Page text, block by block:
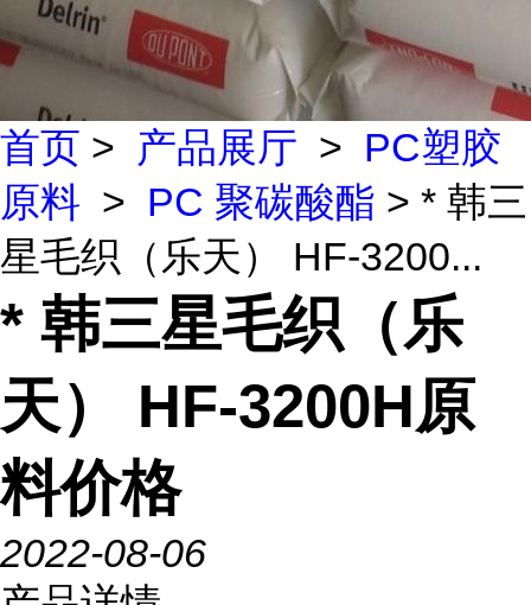
首页 > 产品展厅 > PC塑胶
原料 > PC 聚碳酸酯 > * 韩三
星毛织（乐天） HF-3200...
* 韩三星毛织（乐
天） HF-3200H原
料价格
2022-08-06